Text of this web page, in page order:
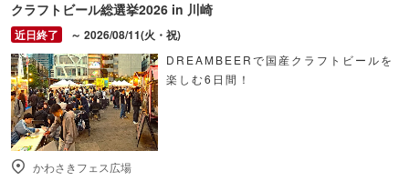
クラフトビール総選挙2026 in 川崎
～ 2026/08/11(火・祝)
DREAMBEERで国産クラフトビールを
楽しむ6日間！
かわさきフェス広場